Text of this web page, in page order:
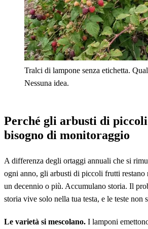
Tralci di lampone senza etichetta.
Nessuna idea.
Perché gli arbusti di
bisogno di monitoraggio
A differenza degli ortaggi annuali che si
ogni anno, gli arbusti di piccoli frutti restano
un decennio o più. Accumulano storia. Il
storia vive solo nella tua testa, e le teste non
Le varietà si mescolano. I lamponi